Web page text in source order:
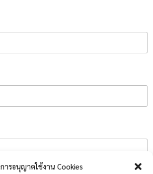
การอนุญาตใช้งาน Cookies